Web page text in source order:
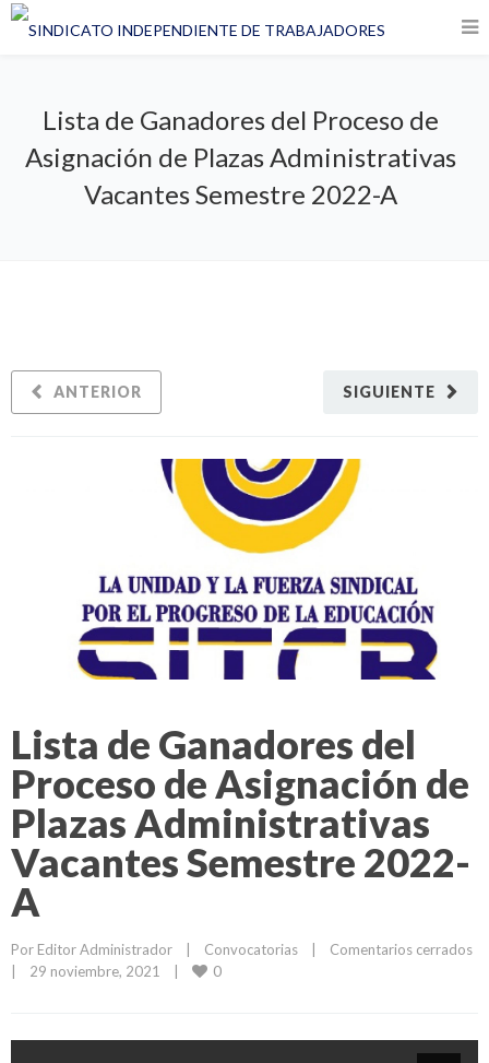
Lista de Ganadores del Proceso de
Asignación de Plazas Administrativas
Vacantes Semestre 2022-A
SIGUIENTE
ANTERIOR
Lista de Ganadores del
Proceso de Asignación de
Plazas Administrativas
Vacantes Semestre 2022-
A
Por Editor Administrador | Convocatorias |
Comentarios cerrados
|
29 noviembre, 2021 | 0